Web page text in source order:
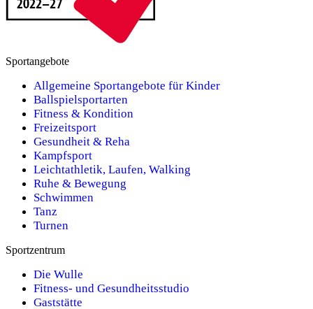
Sportangebote
Allgemeine Sportangebote für Kinder
Ballspielsportarten
Fitness & Kondition
Freizeitsport
Gesundheit & Reha
Kampfsport
Leichtathletik, Laufen, Walking
Ruhe & Bewegung
Schwimmen
Tanz
Turnen
Sportzentrum
Die Wulle
Fitness- und Gesundheitsstudio
Gaststätte